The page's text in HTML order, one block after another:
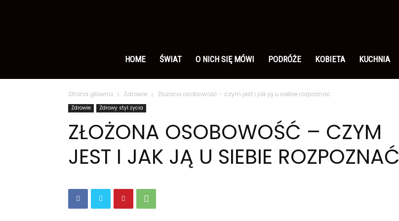
polsku
HOME ŚWIAT O NICH SIĘ MÓWI PODRÓŻE KOBIETA KUCHNIA
Strona główna Zdrowie Złożona osobowość – czym jest i jak ją u siebie rozpoznać
Zdrowie Zdrowy styl życia
ZŁOŻONA OSOBOWOŚĆ – CZYM
JEST I JAK JĄ U SIEBIE ROZPOZNAĆ